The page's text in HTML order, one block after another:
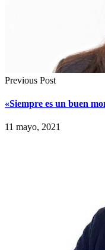
Previous Post
«Siempre es un buen
11 mayo, 2021